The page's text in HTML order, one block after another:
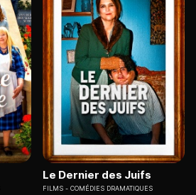
Le Dernier des Juifs
FILMS COMÉDIES DRAMATIQUES